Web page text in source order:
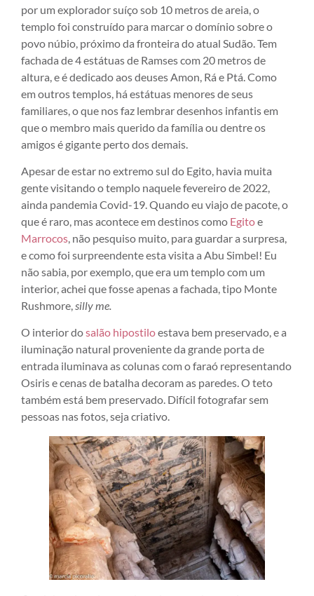
por um explorador suíço sob 10 metros de areia, o
templo foi construído para marcar o domínio sobre o
povo núbio, próximo da fronteira do atual Sudão. Tem
fachada de 4 estátuas de Ramses com 20 metros de
altura, e é dedicado aos deuses Amon, Rá e Ptá. Como
em outros templos, há estátuas menores de seus
familiares, o que nos faz lembrar desenhos infantis em
que o membro mais querido da família ou dentre os
amigos é gigante perto dos demais.
Apesar de estar no extremo sul do Egito, havia muita
gente visitando o templo naquele fevereiro de 2022,
ainda pandemia Covid-19. Quando eu viajo de pacote, o
que é raro, mas acontece em destinos como Egitoe
Marrocos, não pesquiso muito, para guardar a surpresa,
e como foi surpreendente esta visita a Abu Simbel! Eu
não sabia, por exemplo, que era um templo com um
interior, achei que fosse apenas a fachada, tipo Monte
Rushmore,silly me.
O interior dosalão hipostiloestava bem preservado, e a
iluminação natural proveniente da grande porta de
entrada iluminava as colunas com o faraó representando
Osiris e cenas de batalha decoram as paredes. O teto
também está bem preservado. Difícil fotografar sem
pessoas nas fotos, seja criativo.